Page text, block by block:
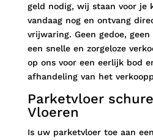
geld nodig, wij staan voor je
vandaag nog en ontvang
vrijwaring. Geen gedoe,
een snelle en zorgeloze
op ons voor een eerlijk bod
afhandeling van het
Parketvloer
Vloeren
Is uw parketvloer toe aan